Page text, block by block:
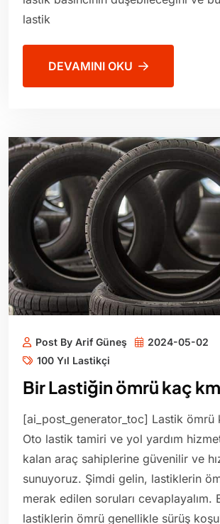
lastik
DEVAMINI OKU
Post By Arif Güneş
2024-05-02
100 Yıl Lastikçi
Bir Lastiğin ömrü kaç km
[ai_post_generator_toc] Lastik ömrü
Oto lastik tamiri ve yol yardım
kalan araç sahiplerine güvenilir ve
sunuyoruz. Şimdi gelin, lastiklerin
merak edilen soruları cevaplayalım.
lastiklerin ömrü genellikle sürüş